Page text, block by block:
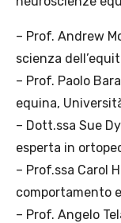
– Prof. Andrew
scienza
– Prof. Paolo
equina,
– Dott.ssa Sue
esperta in
– Prof.ssa Carol
comportamento
– Prof. Angelo